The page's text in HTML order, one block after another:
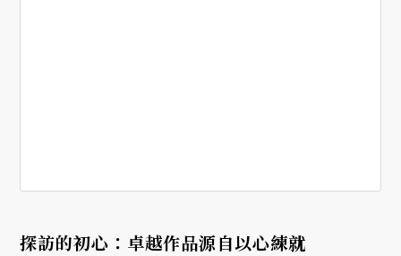
探訪的初心：卓越作品源自以心練就